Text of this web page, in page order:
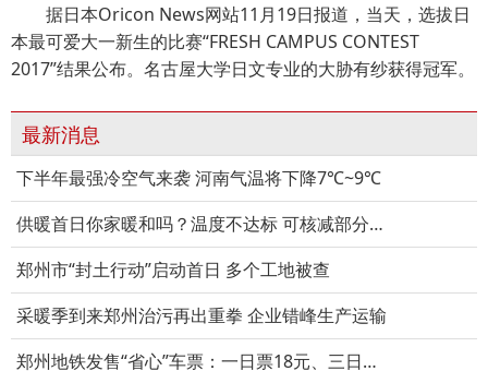
据日本Oricon News网站11月19日报道，当天，选拔日
本最可爱大一新生的比赛“FRESH CAMPUS CONTEST
2017”结果公布。名古屋大学日文专业的大胁有纱获得冠军。
最新消息
下半年最强冷空气来袭 河南气温将下降7℃~9℃
供暖首日你家暖和吗？温度不达标 可核减部分热费
郑州市“封土行动”启动首日 多个工地被查
采暖季到来郑州治污再出重拳 企业错峰生产运输
郑州地铁发售“省心”车票：一日票18元、三日票35元